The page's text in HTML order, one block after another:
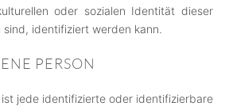
oder sozialen Identität dieser
sind, identifiziert werden kann.
PERSON
jede identifizierte oder identifizierbare